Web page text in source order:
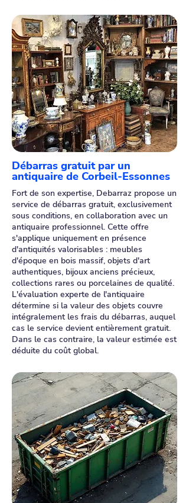
Débarras gratuit par un
antiquaire de Corbeil-Essonnes
Fort de son expertise, Debarraz propose un
service de débarras gratuit, exclusivement
sous conditions, en collaboration avec un
antiquaire professionnel. Cette offre
s'applique uniquement en présence
d'antiquités valorisables : meubles
d'époque en bois massif, objets d'art
authentiques, bijoux anciens précieux,
collections rares ou porcelaines de qualité.
L'évaluation experte de l'antiquaire
détermine si la valeur des objets couvre
intégralement les frais du débarras, auquel
cas le service devient entièrement gratuit.
Dans le cas contraire, la valeur estimée est
déduite du coût global.